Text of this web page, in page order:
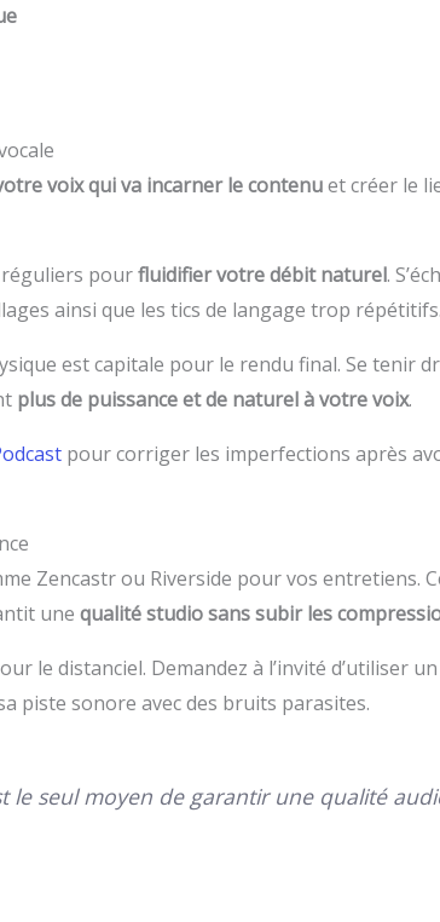
voix qui va incarner le contenuet créer le
réguliers pourfluidifier votre débit naturel.
ainsi que les tics de langage trop répétitifs.
est capitale pour le rendu final. Se tenir
plus de puissance et de naturel à votre voix.
pour corriger les imperfections après
Zencastr ou Riverside pour vos
une qualité studio sans subir les
le distanciel. Demandez à l’invité d’utiliser
piste sonore avec des bruits parasites.
le seul moyen de garantir une qualité